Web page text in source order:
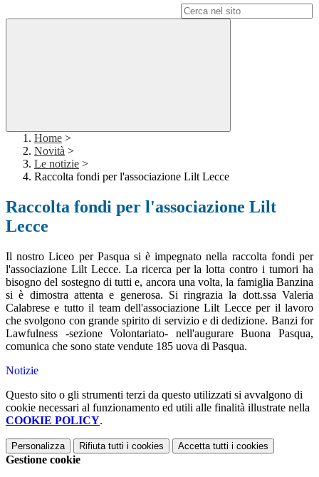
Home >
Novità >
Le notizie >
Raccolta fondi per l'associazione Lilt Lecce
Raccolta fondi per l'associazione Lilt
Lecce
Il nostro Liceo per Pasqua si è impegnato nella raccolta fondi per
l'associazione Lilt Lecce. La ricerca per la lotta contro i tumori ha
bisogno del sostegno di tutti e, ancora una volta, la famiglia Banzina
si è dimostra attenta e generosa. Si ringrazia la dott.ssa Valeria
Calabrese e tutto il team dell'associazione Lilt Lecce per il lavoro
che svolgono con grande spirito di servizio e di dedizione. Banzi for
Lawfulness -sezione Volontariato- nell'augurare Buona Pasqua,
comunica che sono state vendute 185 uova di Pasqua.
Notizie
Questo sito o gli strumenti terzi da questo utilizzati si avvalgono di
cookie necessari al funzionamento ed utili alle finalità illustrate nella
COOKIE POLICY.
Personalizza Rifiuta tutti i cookies Accetta tutti i cookies
Gestione cookie